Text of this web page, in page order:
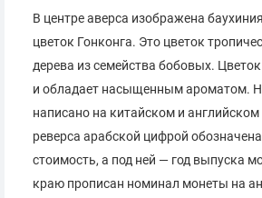
В центре аверса изображена
цветок Гонконга. Это цветок
дерева из семейства бобовых.
и обладает насыщенным ароматом.
написано на китайском и
реверса арабской цифрой
стоимость, а под ней — год выпуска
краю прописан номинал монеты на